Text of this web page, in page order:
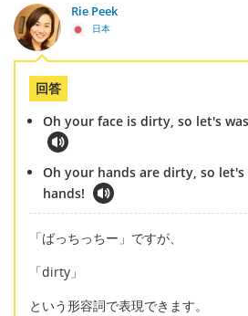
Rie Peek
日本
回答
Oh your face is dirty, so let's
Oh your hands are dirty, so
hands!
「ばっちっちー」ですが、
「dirty」
という形容詞で表現できます。